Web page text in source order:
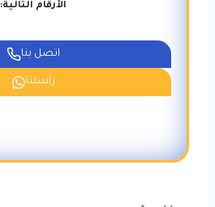
الأرقام التالية:
اتصل بنا
راسلنا